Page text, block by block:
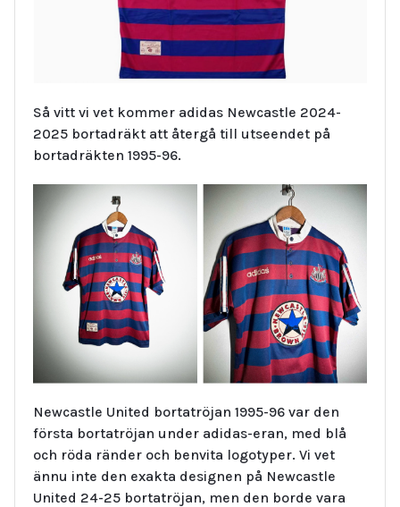
Så vitt vi vet kommer adidas Newcastle 2024-
2025 bortadräkt att återgå till utseendet på
bortadräkten 1995-96.
Newcastle United bortatröjan 1995-96 var den
första bortatröjan under adidas-eran, med blå
och röda ränder och benvita logotyper. Vi vet
ännu inte den exakta designen på Newcastle
United 24-25 bortatröjan, men den borde vara